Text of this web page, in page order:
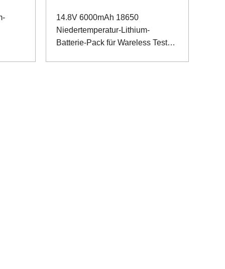
14.8V 6000mAh 18650
Niedertemperatur-Lithium-
Batterie-Pack für Wareless Test